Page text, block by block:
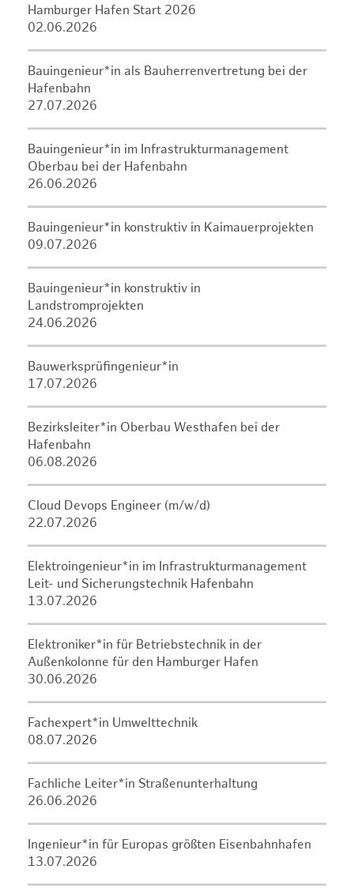
Hamburger Hafen Start 2026
02.06.2026
Bauingenieur*in als Bauherrenvertretung bei der
Hafenbahn
27.07.2026
Bauingenieur*in im Infrastrukturmanagement
Oberbau bei der Hafenbahn
26.06.2026
Bauingenieur*in konstruktiv in Kaimauerprojekten
09.07.2026
Bauingenieur*in konstruktiv in
Landstromprojekten
24.06.2026
Bauwerksprüfingenieur*in
17.07.2026
Bezirksleiter*in Oberbau Westhafen bei der
Hafenbahn
06.08.2026
Cloud Devops Engineer (m/w/d)
22.07.2026
Elektroingenieur*in im Infrastrukturmanagement
Leit- und Sicherungstechnik Hafenbahn
13.07.2026
Elektroniker*in für Betriebstechnik in der
Außenkolonne für den Hamburger Hafen
30.06.2026
Fachexpert*in Umwelttechnik
08.07.2026
Fachliche Leiter*in Straßenunterhaltung
26.06.2026
Ingenieur*in für Europas größten Eisenbahnhafen
13.07.2026